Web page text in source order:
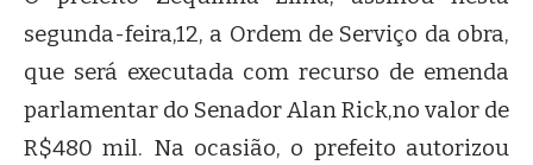
segunda-feira,12, a Ordem de Serviço da obra,
que será executada com recurso de emenda
parlamentar do Senador Alan Rick,no valor de
R$480 mil. Na ocasião, o prefeito autorizou